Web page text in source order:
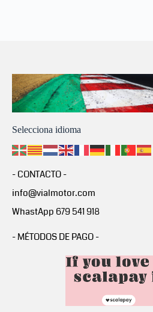
Selecciona idioma
- CONTACTO -
info@vialmotor.com
WhastApp 679 541 918
- MÉTODOS DE PAGO -